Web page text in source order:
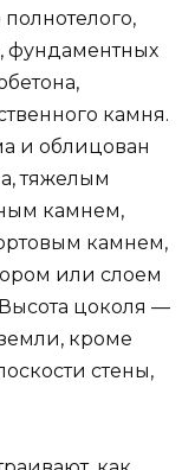
фундаментных
камня.
и облицован
тяжелым
камнем,
камнем,
или слоем
цоколя —
кроме
стены,